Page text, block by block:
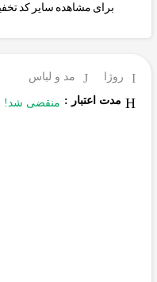
برای مشاهده سایر کد
روژا
مد و لباس
مدت اعتبار : منقضی شد!